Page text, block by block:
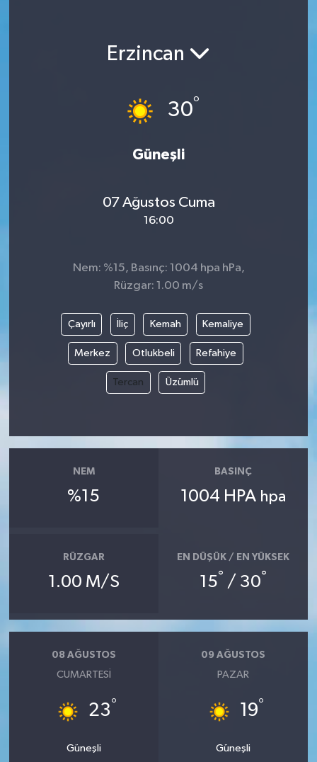
Erzincan
30°
Güneşli
07 Ağustos Cuma
16:00
Nem: %15, Basınç: 1004 hpa hPa,
Rüzgar: 1.00 m/s
Çayırlı İliç Kemah Kemaliye
Merkez Otlukbeli Refahiye
Tercan Üzümlü
NEM
%15
BASINÇ
1004 HPA hpa
RÜZGAR
1.00 M/S
EN DÜŞÜK / EN YÜKSEK
15° / 30°
08 AĞUSTOS
CUMARTESI
23°
Güneşli
09 AĞUSTOS
PAZAR
19°
Güneşli